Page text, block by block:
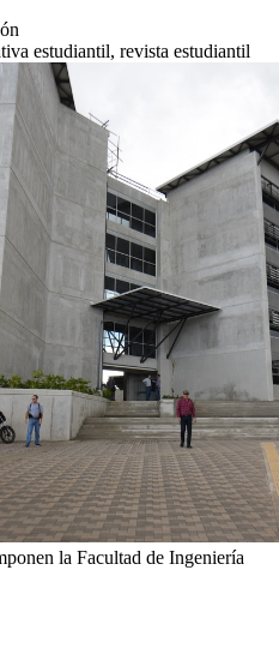
estudiantil, revista estudiantil
la Facultad de Ingeniería